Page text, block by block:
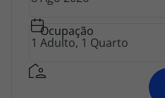
Ocupação